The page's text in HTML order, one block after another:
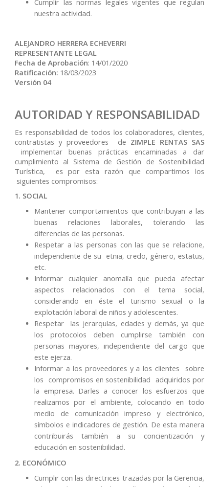
Cumplir las normas legales vigentes que regulan
nuestra actividad.
ALEJANDRO HERRERA ECHEVERRI
REPRESENTANTE LEGAL
Fecha de Aprobación: 14/01/2020
Ratificación: 18/03/2023
Versión 04
AUTORIDAD Y RESPONSABILIDAD
Es responsabilidad de todos los colaboradores, clientes,
contratistas y proveedores de ZIMPLE RENTAS SAS
implementar buenas prácticas encaminadas a dar
cumplimiento al Sistema de Gestión de Sostenibilidad
Turística, es por esta razón que compartimos los
siguientes compromisos:
1. SOCIAL
Mantener comportamientos que contribuyan a las
buenas relaciones laborales, tolerando las
diferencias de las personas.
Respetar a las personas con las que se relacione,
independiente de su etnia, credo, género, estatus,
etc.
Informar cualquier anomalía que pueda afectar
aspectos relacionados con el tema social,
considerando en éste el turismo sexual o la
explotación laboral de niños y adolescentes.
Respetar las jerarquías, edades y demás, ya que
los protocolos deben cumplirse también con
personas mayores, independiente del cargo que
este ejerza.
Informar a los proveedores y a los clientes sobre
los compromisos en sostenibilidad adquiridos por
la empresa. Darles a conocer los esfuerzos que
realizamos por el ambiente, colocando en todo
medio de comunicación impreso y electrónico,
símbolos e indicadores de gestión. De esta manera
contribuirás también a su concientización y
educación en sostenibilidad.
2. ECONÓMICO
Cumplir con las directrices trazadas por la Gerencia,